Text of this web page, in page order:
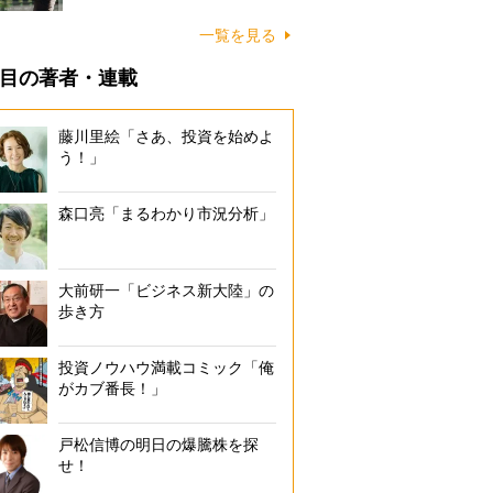
一覧を見る
の著者・連載
藤川里絵「さあ、投資を始めよ
う！」
森口亮「まるわかり市況分析」
大前研一「ビジネス新大陸」の
歩き方
投資ノウハウ満載コミック「俺
がカブ番長！」
戸松信博の明日の爆騰株を探
せ！